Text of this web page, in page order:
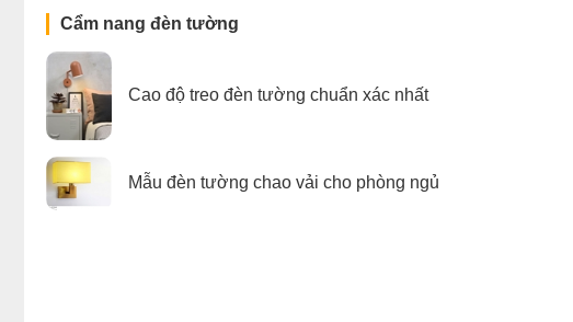
Cẩm nang đèn tường
Cao độ treo đèn tường chuẩn xác nhất
Mẫu đèn tường chao vải cho phòng ngủ